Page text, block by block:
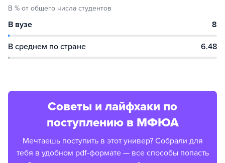
В % от общего числа студентов
В вузе 8
В среднем по стране 6.48
Советы и лайфхаки по
поступлению в МФЮА
Мечтаешь поступить в этот универ? Собрали для
тебя в удобном pdf-формате — все способы попасть